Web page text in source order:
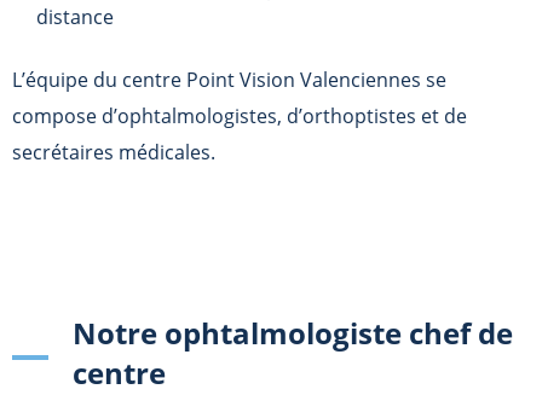
distance
L’équipe du centre Point Vision Valenciennes se
compose d’ophtalmologistes, d’orthoptistes et de
secrétaires médicales.
Notre ophtalmologiste chef de
centre